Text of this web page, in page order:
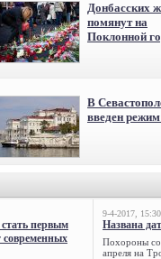
Донбасских
помянут на
Поклонной
В
введен
первым
современных
9-4-2017, 15:30
Названа
Похороны
апреля на